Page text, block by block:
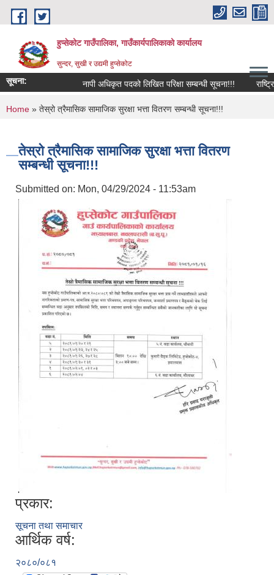
Skip to main content
हुप्सेकोट गाउँपालिका, गाउँकार्यपालिकाको कार्यालय
सुन्दर, सुखी र उद्यमी हुप्सेकोट
सूचना: नापी अधिकृत पदको लिखित परिक्षा सम्बन्धी सूचना!!! राष्‍ट्रिय
You are here
Home » तेस्रो त्रैमासिक सामाजिक सुरक्षा भत्ता वितरण सम्बन्धी सूचना!!!
तेस्रो त्रैमासिक सामाजिक सुरक्षा भत्ता वितरण
सम्बन्धी सूचना!!!
Submitted on: Mon, 04/29/2024 - 11:53am
प्रकार:
सूचना तथा समाचार
आर्थिक वर्ष:
२०८०/०८१